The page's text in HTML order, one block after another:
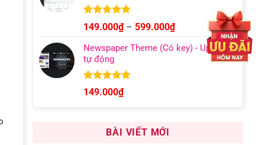
Được xếp
hạng5.00
5 sao
149.000₫ – 599.000₫Khoảng
từ
149.000₫
Newspaper Theme (Có key) - Update
tự động
Được xếp
hạng 4.92
149.000₫
BÀI VIẾT MỚI